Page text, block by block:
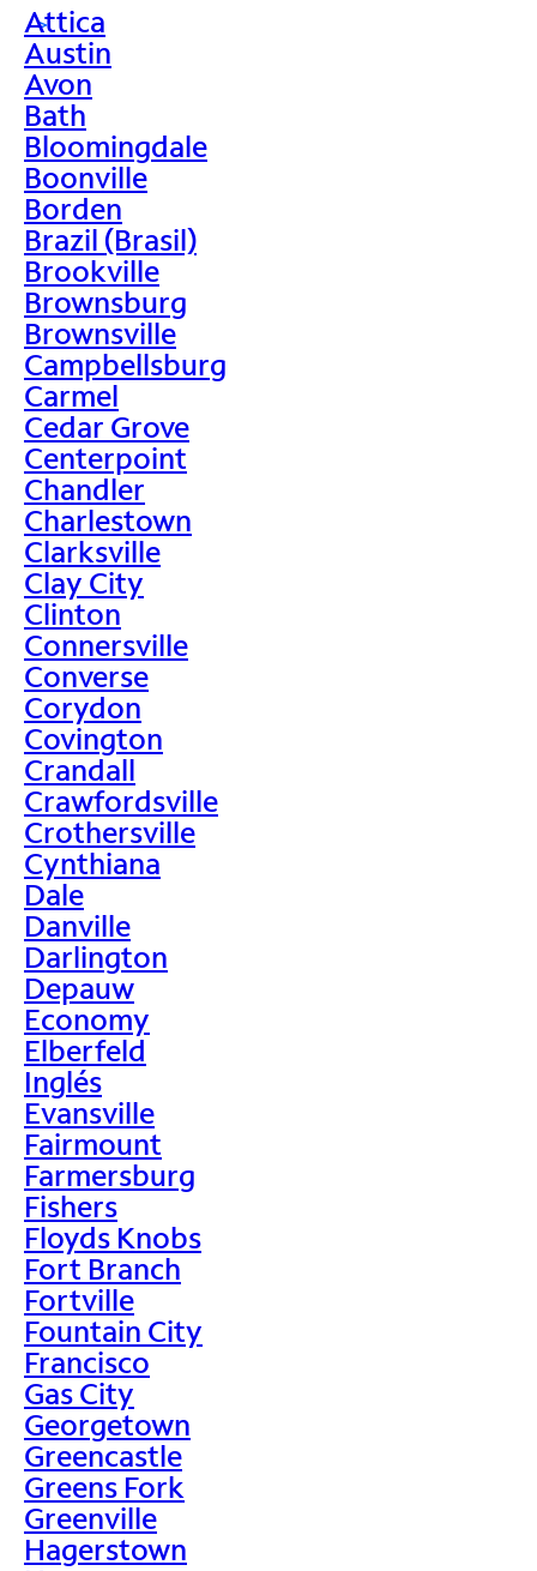
>
Attica
Austin
Avon
Bath
Bloomingdale
Boonville
Borden
Brazil (Brasil)
Brookville
Brownsburg
Brownsville
Campbellsburg
Carmel
Cedar Grove
Centerpoint
Chandler
Charlestown
Clarksville
Clay City
Clinton
Connersville
Converse
Corydon
Covington
Crandall
Crawfordsville
Crothersville
Cynthiana
Dale
Danville
Darlington
Depauw
Economy
Elberfeld
Inglés
Evansville
Fairmount
Farmersburg
Fishers
Floyds Knobs
Fort Branch
Fortville
Fountain City
Francisco
Gas City
Georgetown
Greencastle
Greens Fork
Greenville
Hagerstown